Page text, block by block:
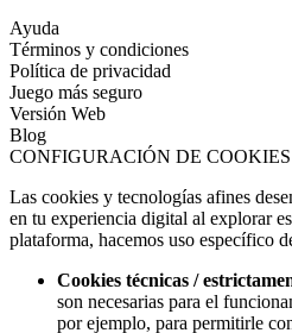
Ayuda
Términos y condiciones
Política de privacidad
Juego más seguro
Versión Web
Blog
CONFIGURACIÓN DE COOKIES
Las cookies y tecnologías afines
en tu experiencia digital al explorar
plataforma, hacemos uso específico
Cookies técnicas /
son necesarias para el
por ejemplo, para permitirle